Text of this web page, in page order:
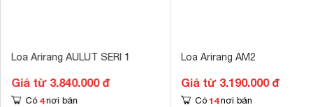
Loa Arirang AULUT SERI 1
Giá từ 3.840.000 đ
Có 4 nơi bán
Loa Arirang AM2
Giá từ 3.190.000 đ
Có 14 nơi bán